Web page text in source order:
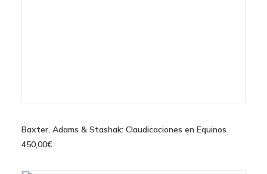
AÑADIR AL CARRITO
Baxter, Adams & Stashak: Claudicaciones en Equinos
450,00€